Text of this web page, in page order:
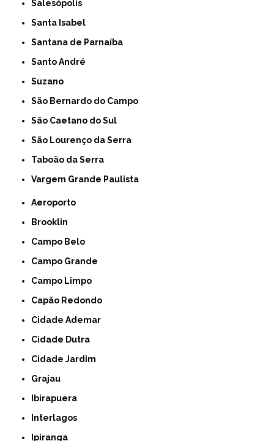
Salesópolis
Santa Isabel
Santana de Parnaíba
Santo André
Suzano
São Bernardo do Campo
São Caetano do Sul
São Lourenço da Serra
Taboão da Serra
Vargem Grande Paulista
Aeroporto
Brooklin
Campo Belo
Campo Grande
Campo Limpo
Capão Redondo
Cidade Ademar
Cidade Dutra
Cidade Jardim
Grajau
Ibirapuera
Interlagos
Ipiranga